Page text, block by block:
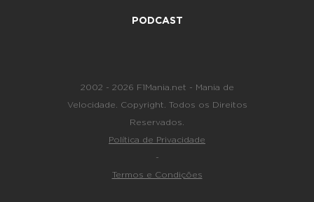
PODCAST
2002 - 2026 F1Mania.net - Mania de
Velocidade. Copyright. Todos os Direitos
Reservados.
Política de Privacidade
-
Termos e Condições